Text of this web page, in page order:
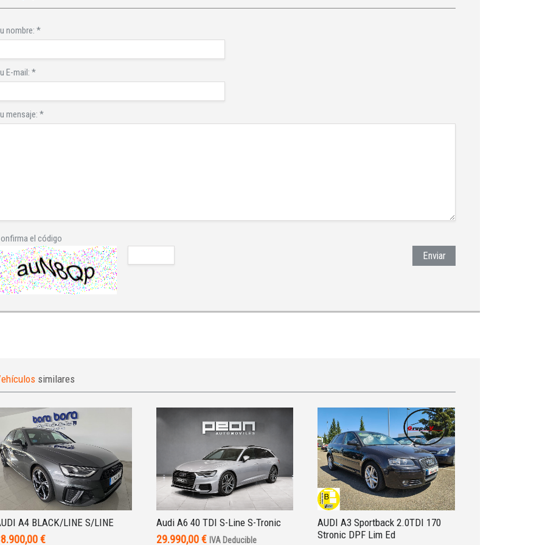
nombre: *
E-mail: *
mensaje: *
el código
Enviar
similares
A4 BLACK/LINE S/LINE
€
Audi A6 40 TDI S-Line S-Tronic
29.990,00 € IVA Deducible
AUDI A3 Sportback 2.0TDI 170
Stronic DPF Lim Ed